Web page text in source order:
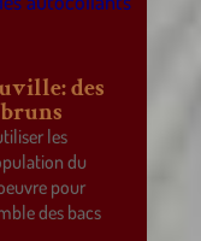
des
les
du
pour
des bacs